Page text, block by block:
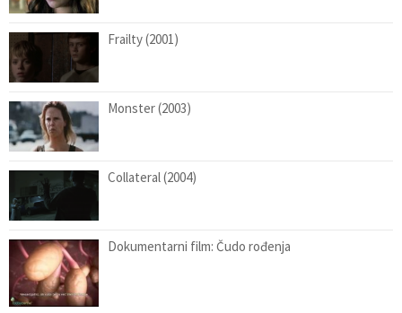
Frailty (2001)
Monster (2003)
Collateral (2004)
Dokumentarni film: Čudo rođenja